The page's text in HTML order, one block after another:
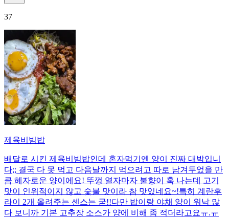
37
제육비빔밥
배달로 시킨 제육비빔밥인데 혼자먹기엔 양이 진짜 대박입니
다;; 결국 다 못 먹고 다음날까지 먹으려고 따로 남겨두었을 만
큼 혜자로운 양이에요! 뚜껑 열자마자 불향이 훅 나는데 고기
맛이 인위적이지 않고 숯불 맛이라 참 맛있네요~!특히 계란후
라이 2개 올려주는 센스는 굳!! ​다만 밥이랑 야채 양이 워낙 많
다 보니까 기본 고추장 소스가 양에 비해 좀 적더라고요ㅠ.ㅠ